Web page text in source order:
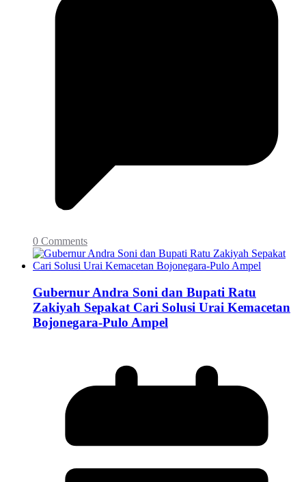
0 Comments
Gubernur Andra Soni dan Bupati Ratu
Zakiyah Sepakat Cari Solusi Urai Kemacetan
Bojonegara-Pulo Ampel